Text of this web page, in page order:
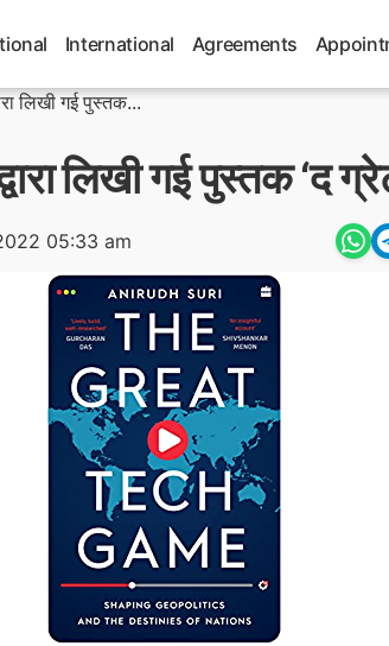
International Agreements
लिखी गई पुस्तक...
लिखी गई पुस्तक ‘द
05:33 am